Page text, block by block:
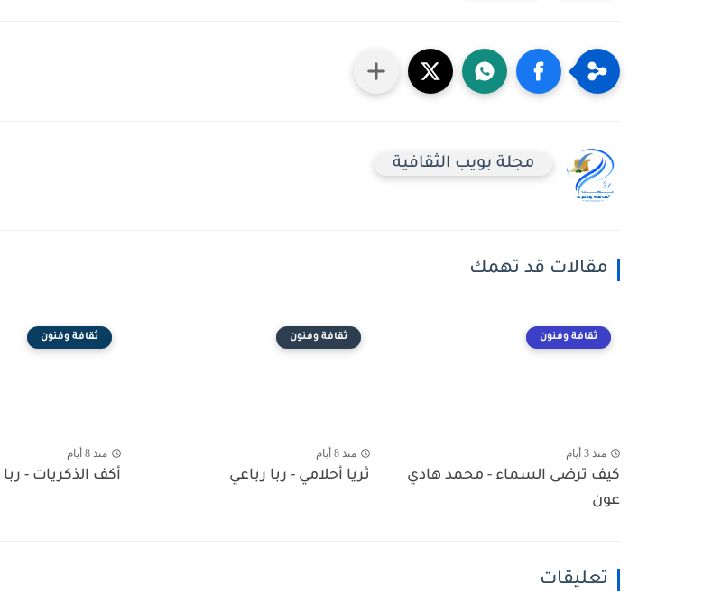
مجلة بويب الثقافية
مقالات قد تهمك
ثقافة وفنون
منذ 3 أيام
كيف ترضى السماء - محمد هادي
عون
ثقافة وفنون
منذ 8 أيام
ثريا أحلامي - ربا رباعي
ثقافة وفنون
منذ 8 أيام
أكف الذكريات - ربا
تعليقات